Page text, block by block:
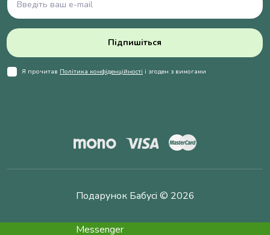
Підпишіться
Я прочитав Політика конфіденційності і згоден з вимогами
Подарунок Бабусі © 2026
Messenger